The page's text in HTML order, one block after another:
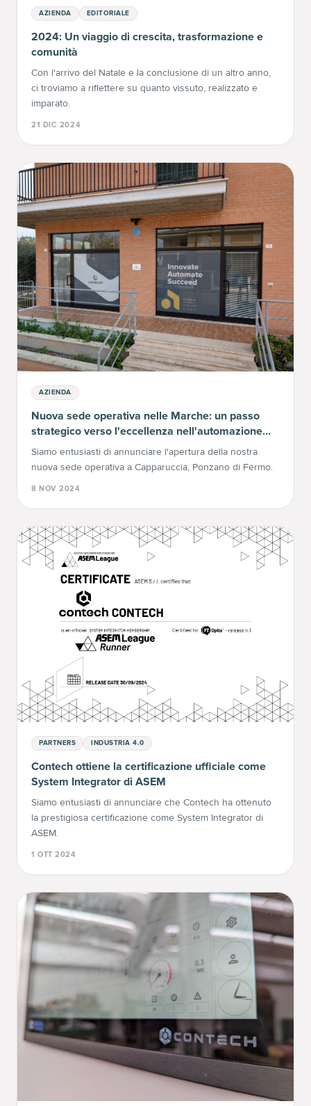
AZIENDA EDITORIALE
2024: Un viaggio di crescita, trasformazione e
comunità
Con l'arrivo del Natale e la conclusione di un altro anno,
ci troviamo a riflettere su quanto vissuto, realizzato e
imparato.
21 DIC 2024
AZIENDA
Nuova sede operativa nelle Marche: un passo
strategico verso l'eccellenza nell'automazione
industriale
Siamo entusiasti di annunciare l'apertura della nostra
nuova sede operativa a Capparuccia, Ponzano di Fermo.
8 NOV 2024
PARTNERS INDUSTRIA 4.0
Contech ottiene la certificazione ufficiale come
System Integrator di ASEM
Siamo entusiasti di annunciare che Contech ha ottenuto
la prestigiosa certificazione come System Integrator di
ASEM.
1 OTT 2024